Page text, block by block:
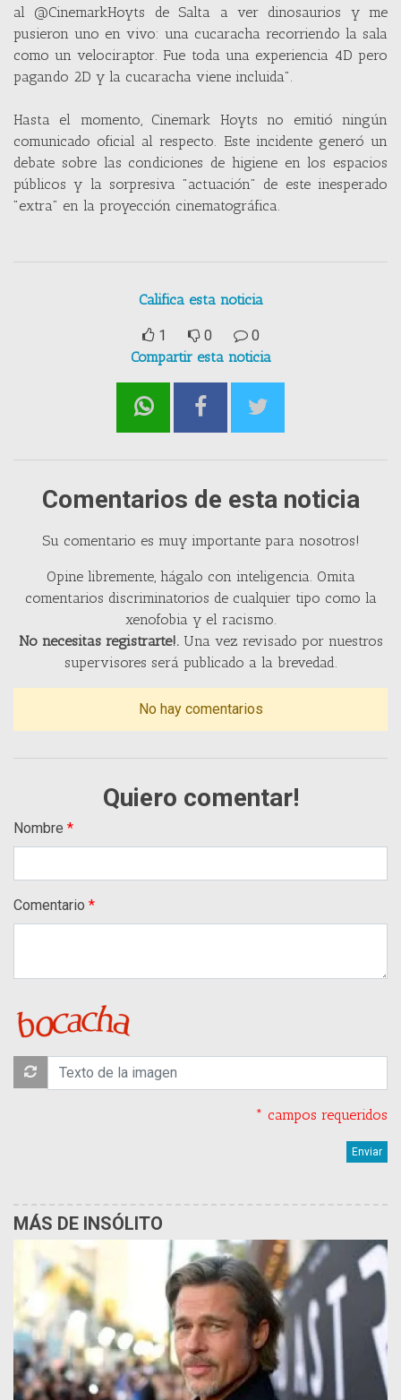
al @CinemarkHoyts de Salta a ver dinosaurios y me
pusieron uno en vivo: una cucaracha recorriendo la sala
como un velociraptor. Fue toda una experiencia 4D pero
pagando 2D y la cucaracha viene incluida".
Hasta el momento, Cinemark Hoyts no emitió ningún
comunicado oficial al respecto. Este incidente generó un
debate sobre las condiciones de higiene en los espacios
públicos y la sorpresiva "actuación" de este inesperado
"extra" en la proyección cinematográfica.
Califica esta noticia
1 0
0
Compartir esta noticia
Comentarios de esta noticia
Su comentario es muy importante para nosotros!
Opine libremente, hágalo con inteligencia. Omita
comentarios discriminatorios de cualquier tipo como la
xenofobia y el racismo.
No necesitas registrarte!.Una vez revisado por nuestros
supervisores será publicado a la brevedad.
No hay comentarios
Quiero comentar!
Nombre
Comentario
* campos requeridos
MÁS DE INSÓLITO